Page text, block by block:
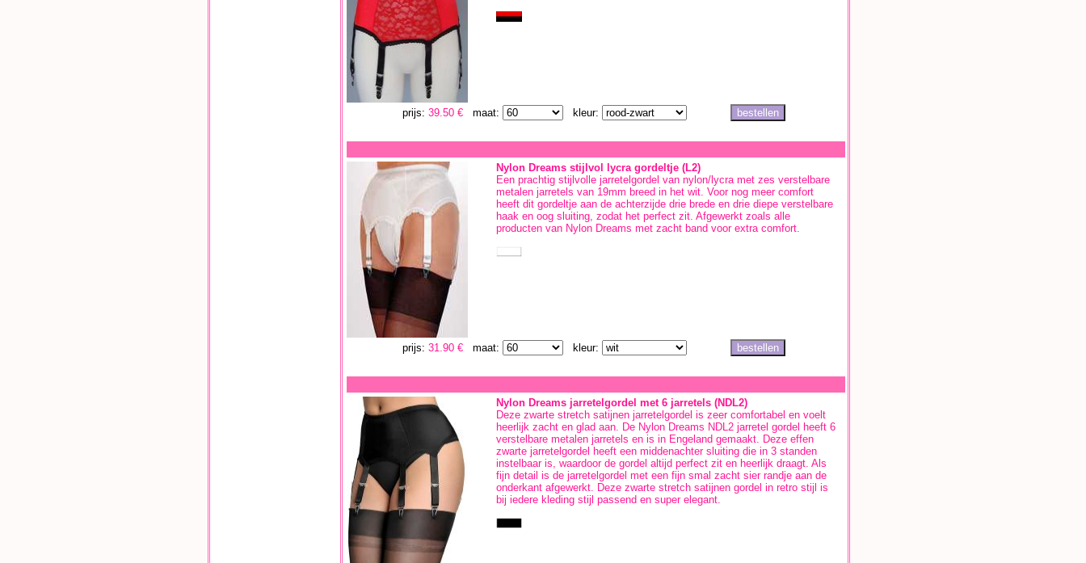
prijs:39.50 € maat: kleur:
Nylon Dreams stijlvol lycra gordeltje (L2)
Een prachtig stijlvolle jarretelgordel van nylon/lycra met zes verstelbare
metalen jarretels van 19mm breed in het wit. Voor nog meer comfort
heeft dit gordeltje aan de achterzijde drie brede en drie diepe verstelbare
haak en oog sluiting, zodat het perfect zit. Afgewerkt zoals alle
producten van Nylon Dreams met zacht band voor extra comfort.
prijs:31.90 € maat: kleur:
Nylon Dreams jarretelgordel met 6 jarretels (NDL2)
Deze zwarte stretch satijnen jarretelgordel is zeer comfortabel en voelt
heerlijk zacht en glad aan. De Nylon Dreams NDL2 jarretel gordel heeft 6
verstelbare metalen jarretels en is in Engeland gemaakt. Deze effen
zwarte jarretelgordel heeft een middenachter sluiting die in 3 standen
instelbaar is, waardoor de gordel altijd perfect zit en heerlijk draagt. Als
fijn detail is de jarretelgordel met een fijn smal zacht sier randje aan de
onderkant afgewerkt. Deze zwarte stretch satijnen gordel in retro stijl is
bij iedere kleding stijl passend en super elegant.